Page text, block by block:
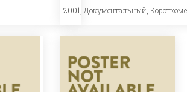
2001, Документальный ,